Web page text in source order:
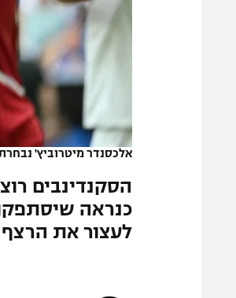
תקנון פעילות ספורט 1
רשיון להקרנה פומבית לבית
הצטרפות לחבילת הערוצים
לוח דרושים – ג'ובנט
המגזין
אלכסנדר מיטרוביץ'
הסקנדינבים
כנראה
לעצור את הרצף